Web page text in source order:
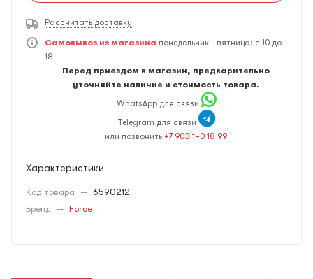
Рассчитать доставку
Самовывоз из магазина понедельник - пятница: с 10 до
18
Перед приездом в магазин, предварительно
уточняйте наличие и стоимость товара.
WhatsApp для связи
Telegram для связи
или позвонить +7 903 140 18 99
Характеристики
Код товара — 6590212
Бренд — Force